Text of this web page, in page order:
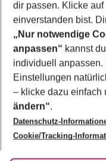
Footer
Footer navigation
Über uns
AGB
Bestpreisgarantie
Cookie-Einstellungen
Cookie-Richtlinie
Agenturbetreuung
Barrierefreies Reisen
Folge uns
dir passen. Klicke auf
einverstanden bist.
„Nur notwendige
anpassen“ kannst
individuell anpassen.
Einstellungen
– klicke dazu einfach
ändern“.
Datenschutz-
Cookie/Tracking-